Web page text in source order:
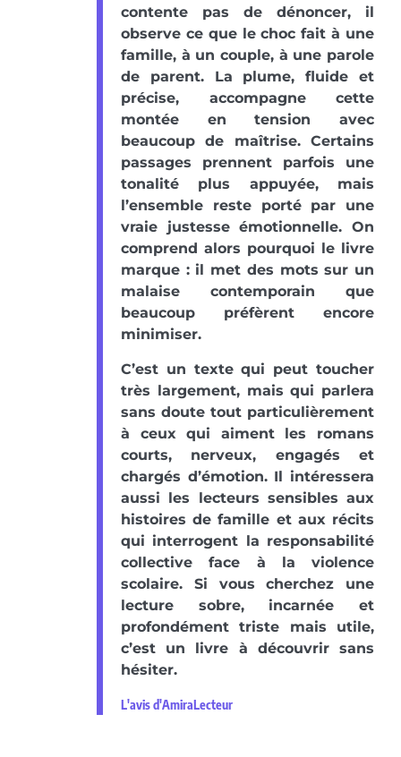
contente pas de dénoncer, il
observe ce que le choc fait à une
famille, à un couple, à une parole
de parent. La plume, fluide et
précise, accompagne cette
montée en tension avec
beaucoup de maîtrise. Certains
passages prennent parfois une
tonalité plus appuyée, mais
l’ensemble reste porté par une
vraie justesse émotionnelle. On
comprend alors pourquoi le livre
marque : il met des mots sur un
malaise contemporain que
beaucoup préfèrent encore
minimiser.
C’est un texte qui peut toucher
très largement, mais qui parlera
sans doute tout particulièrement
à ceux qui aiment les romans
courts, nerveux, engagés et
chargés d’émotion. Il intéressera
aussi les lecteurs sensibles aux
histoires de famille et aux récits
qui interrogent la responsabilité
collective face à la violence
scolaire. Si vous cherchez une
lecture sobre, incarnée et
profondément triste mais utile,
c’est un livre à découvrir sans
hésiter.
L'avis d'AmiraLecteur